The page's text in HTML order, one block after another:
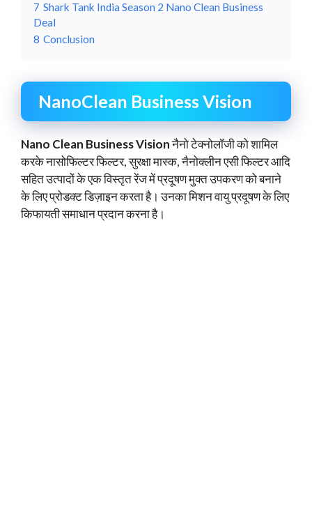
7 Shark Tank India Season 2 Nano Clean Business
Deal
8 Conclusion
NanoClean Business Vision
Nano Clean Business Visionनैनो टेक्नोलॉजी को शामिल
करके नासोफिल्टर फिल्टर, सुरक्षा मास्क, नैनोक्लीन एसी फिल्टर आदि
सहित उत्पादों के एक विस्तृत रेंज में प्रदूषण मुक्त उपकरण को बनाने
के लिए प्रोडक्ट डिज़ाइन करता है। उनका मिशन वायु प्रदूषण के लिए
किफायती समाधान प्रदान करना है।